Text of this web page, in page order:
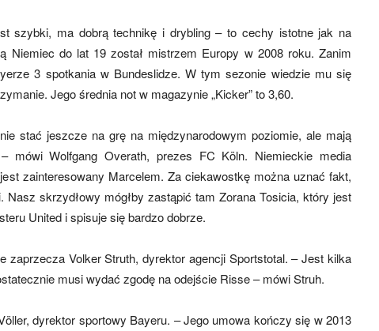
szybki, ma dobrą technikę i drybling – to cechy istotne jak na
Niemiec do lat 19 został mistrzem Europy w 2008 roku. Zanim
3 spotkania w Bundeslidze. W tym sezonie wiedzie mu się
Jego średnia not w magazynie „Kicker” to 3,60.
stać jeszcze na grę na międzynarodowym poziomie, ale mają
mówi Wolfgang Overath, prezes FC Köln. Niemieckie media
zainteresowany Marcelem. Za ciekawostkę można uznać fakt,
Nasz skrzydłowy mógłby zastąpić tam Zorana Tosicia, który jest
United i spisuje się bardzo dobrze.
zaprzecza Volker Struth, dyrektor agencji Sportstotal. – Jest kilka
musi wydać zgodę na odejście Risse – mówi Struh.
dyrektor sportowy Bayeru. – Jego umowa kończy się w 2013